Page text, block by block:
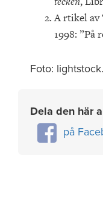
A rtikel
1998: ”På
Foto:
Dela den här
på